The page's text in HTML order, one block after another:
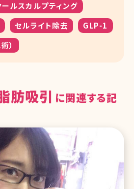
ールスカルプティング
セルライト除去
GLP-1
）
肪吸引 に関連する記